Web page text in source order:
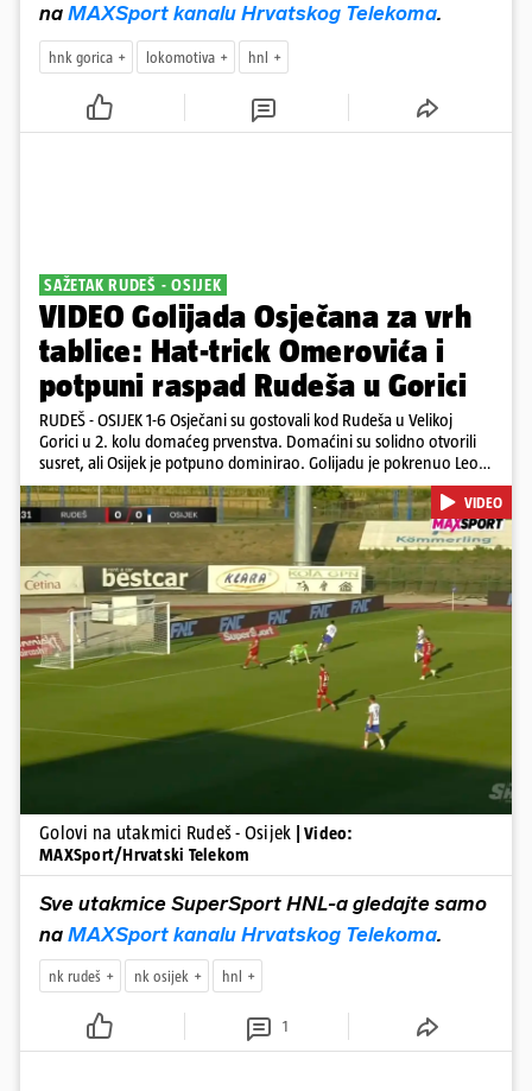
na MAXSport kanalu Hrvatskog Telekoma.
hnk gorica lokomotiva hnl
SAŽETAK RUDEŠ - OSIJEK
VIDEO Golijada Osječana za vrh
tablice: Hat-trick Omerovića i
potpuni raspad Rudeša u Gorici
RUDEŠ - OSIJEK 1-6 Osječani su gostovali kod Rudeša u Velikoj
Gorici u 2. kolu domaćeg prvenstva. Domaćini su solidno otvorili
susret, ali Osijek je potpuno dominirao. Golijadu je pokrenuo Leon
u 12. minuti, a povećao je u 24. minuti. Meksikancu su ovo bili prvi
golovi u dresu 'bijelo-plavih' Nail Omerović bio je junak u dresu
gostiju, zabio hat-trick. Mrežu golmana Rudeša tresao je u 41., 44.
minuti i 81. minuti. U dugu listu strijelaca u velikoj Gorici upisao se i
Arnel Jakupović golom u 69. minuti. Utješni gol za smanjenje
zaostatka u dresu Rudeša zabio je Ilečić u 84. minuti. Osijek je s tri
boda na prvom mjestu tablice HNL-a
Pokretanje videa...
VIDEO
Golovi na utakmici Rudeš - Osijek
| Video:
MAXSport/Hrvatski Telekom
Sve utakmice SuperSport HNL-a gledajte samo
na MAXSport kanalu Hrvatskog Telekoma.
nk rudeš nk osijek hnl
1